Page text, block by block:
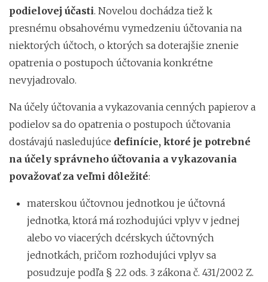
podielovej účasti. Novelou dochádza tiež k
presnému obsahovému vymedzeniu účtovania na
niektorých účtoch, o ktorých sa doterajšie znenie
opatrenia o postupoch účtovania konkrétne
nevyjadrovalo.
Na účely účtovania a vykazovania cenných papierov a
podielov sa do opatrenia o postupoch účtovania
dostávajú nasledujúce definície, ktoré je potrebné
na účely správneho účtovania a vykazovania
považovať za veľmi dôležité:
materskou účtovnou jednotkou je účtovná
jednotka, ktorá má rozhodujúci vplyv v jednej
alebo vo viacerých dcérskych účtovných
jednotkách, pričom rozhodujúci vplyv sa
posudzuje podľa § 22 ods. 3 zákona č. 431/2002 Z.